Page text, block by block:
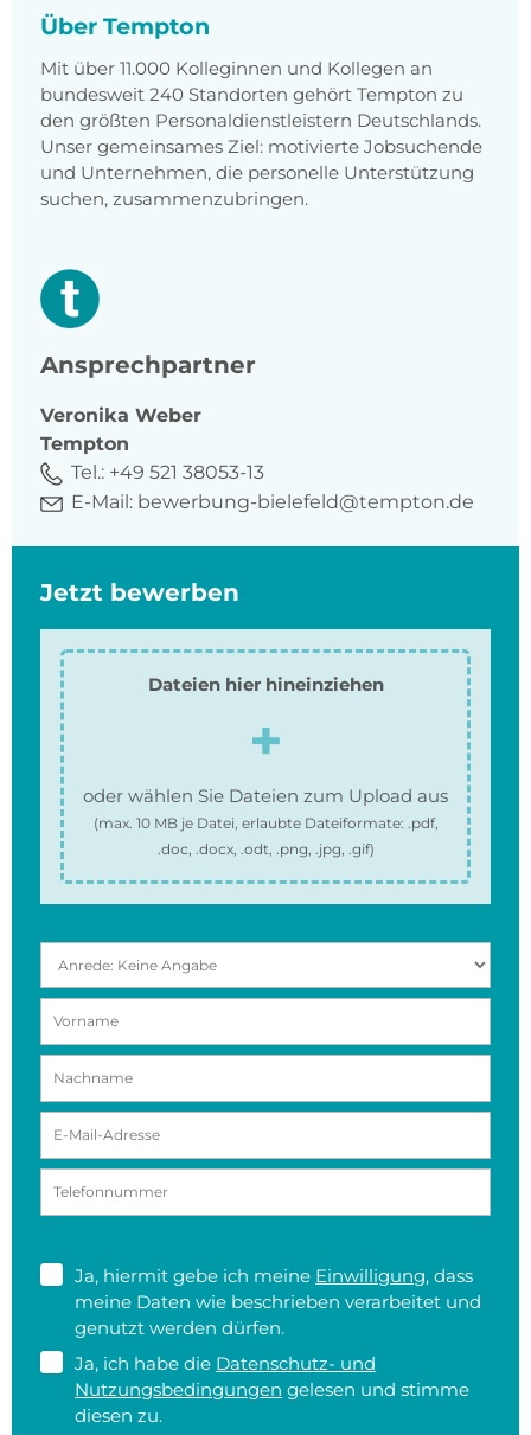
Über Tempton
Mit über 11.000 Kolleginnen und Kollegen an
bundesweit 240 Standorten gehört Tempton zu
den größten Personaldienstleistern Deutschlands.
Unser gemeinsames Ziel: motivierte Jobsuchende
und Unternehmen, die personelle Unterstützung
suchen, zusammenzubringen.
Ansprechpartner
Veronika Weber
Tempton
Tel.: +49 521 38053-13
E-Mail: bewerbung-bielefeld@tempton.de
Jetzt bewerben
Dateien hier hineinziehen
oder wählen Sie Dateien zum Upload aus
(max. 10 MBje Datei, erlaubte Dateiformate: .pdf,
.doc, .docx, .odt, .png, .jpg, .gif)
Ja, hiermit gebe ich meine Einwilligung, dass
meine Daten wie beschrieben verarbeitet und
genutzt werden dürfen.
Ja, ich habe die Datenschutz- und
Nutzungsbedingungen gelesen und stimme
diesen zu.